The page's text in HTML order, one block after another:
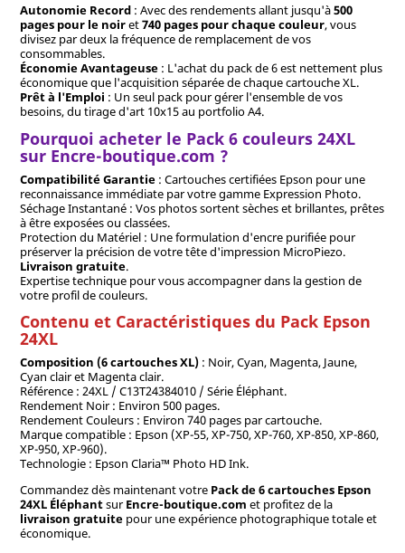
Autonomie Record: Avec des rendements allant jusqu'à500
pages pour le noiret740 pages pour chaque couleur, vous
divisez par deux la fréquence de remplacement de vos
consommables.
Économie Avantageuse: L'achat du pack de 6 est nettement plus
économique que l'acquisition séparée de chaque cartouche XL.
Prêt à l'Emploi : Un seul pack pour gérer l'ensemble de vos
besoins, du tirage d'art 10x15 au portfolio A4.
Pourquoi acheter le Pack 6 couleurs 24XL
sur Encre-boutique.com ?
Compatibilité Garantie: Cartouches certifiées Epson pour une
reconnaissance immédiate par votre gamme Expression Photo.
Séchage Instantané : Vos photos sortent sèches et brillantes, prêtes
à être exposées ou classées.
Protection du Matériel : Une formulation d'encre purifiée pour
préserver la précision de votre tête d'impression MicroPiezo.
Livraison gratuite.
Expertise technique pour vous accompagner dans la gestion de
votre profil de couleurs.
Contenu et Caractéristiques du Pack Epson
24XL
Composition (6 cartouches XL): Noir, Cyan, Magenta, Jaune,
Cyan clair et Magenta clair.
Référence : 24XL / C13T24384010 / Série Éléphant.
Rendement Noir : Environ 500 pages.
Rendement Couleurs : Environ 740 pages par cartouche.
Marque compatible : Epson (XP-55, XP-750, XP-760, XP-850, XP-860,
XP-950, XP-960).
Technologie : Epson Claria™ Photo HD Ink.
Commandez dès maintenant votre Pack de 6 cartouches Epson
24XL ÉléphantsurEncre-boutique.com et profitez de la
livraison gratuitepour une expérience photographique totale et
économique.